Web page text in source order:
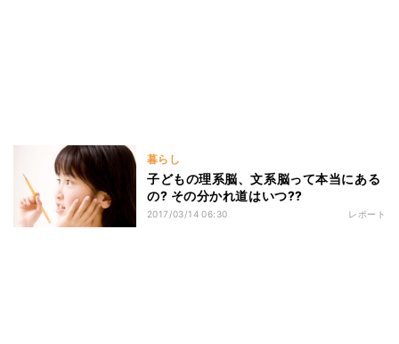
暮らし
子どもの理系脳、文系脳って本当にある
の? その分かれ道はいつ??
2017/03/14 06:30 レポート